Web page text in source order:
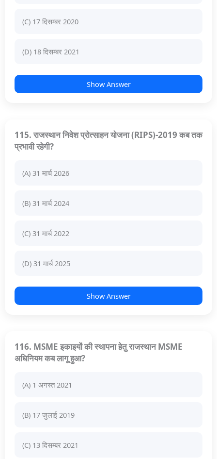
(C) 17 दिसम्बर 2020
(D) 18 दिसम्बर 2021
Show Answer
115. राजस्थान निवेश प्रोत्साहन योजना (RIPS)-2019 कब तक
प्रभावी रहेगी?
(A) 31 मार्च 2026
(B) 31 मार्च 2024
(C) 31 मार्च 2022
(D) 31 मार्च 2025
Show Answer
116. MSME इकाइयों की स्थापना हेतु राजस्थान MSME
अधिनियम कब लागू हुआ?
(A) 1 अगस्त 2021
(B) 17 जुलाई 2019
(C) 13 दिसम्बर 2021